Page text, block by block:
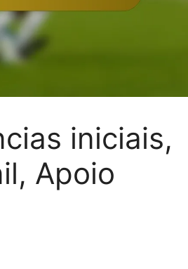
iniciais,
Apoio